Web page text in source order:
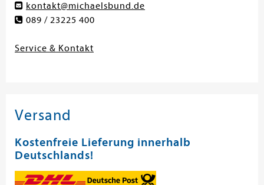
kontakt@michaelsbund.de
089 / 23225 400
Service & Kontakt
Versand
Kostenfreie Lieferung innerhalb
Deutschlands!